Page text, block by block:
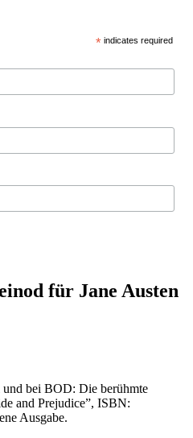
* indicates required
für Jane Austen
bei BOD: Die berühmte
and Prejudice”, ISBN:
Ausgabe.